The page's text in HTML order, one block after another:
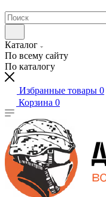
Каталог
По всему сайту
По каталогу
Избранные товары 0
Корзина 0